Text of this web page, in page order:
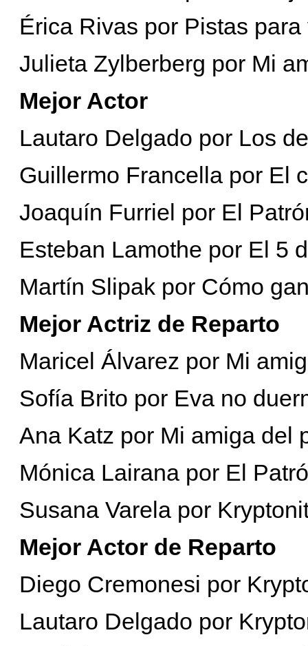
Érica Rivas por Pistas
Julieta Zylberberg por Mi
Mejor Actor
Lautaro Delgado por Los
Guillermo Francella por El
Joaquín Furriel por El
Esteban Lamothe por El 5
Martín Slipak por Cómo
Mejor Actriz de Reparto
Maricel Álvarez por Mi
Sofía Brito por Eva no
Ana Katz por Mi amiga del
Mónica Lairana por El
Susana Varela por
Mejor Actor de Reparto
Diego Cremonesi por
Lautaro Delgado por